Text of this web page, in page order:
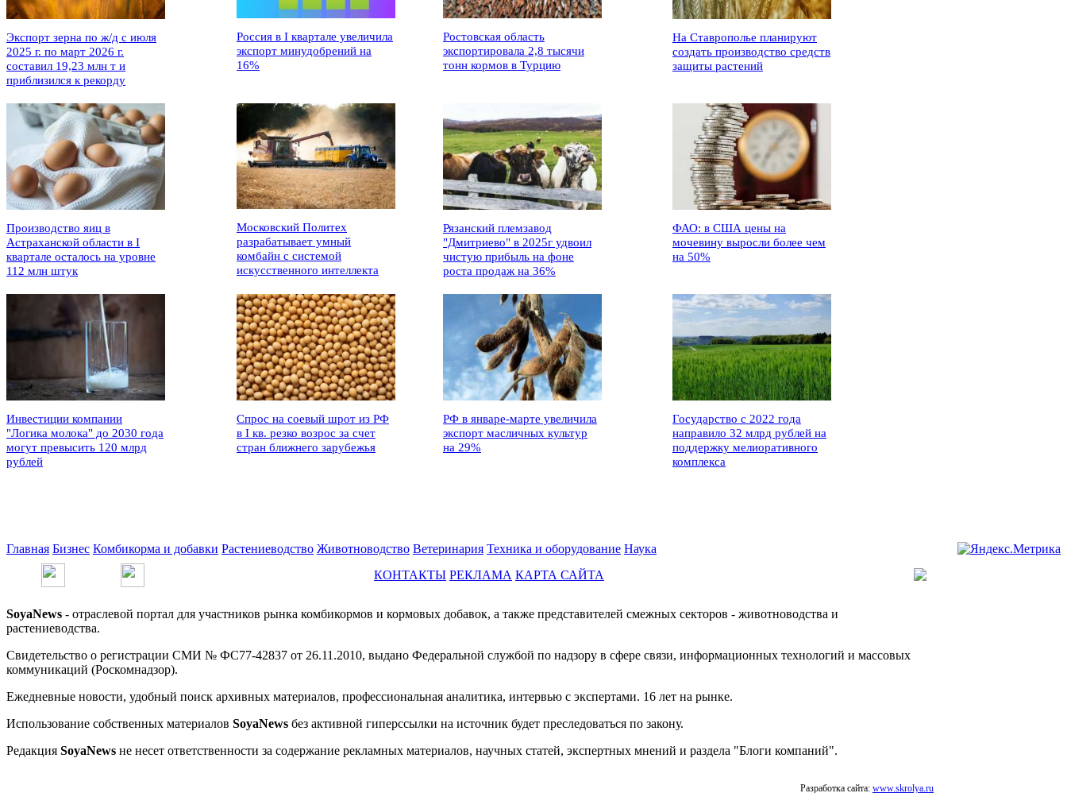
Экспорт зерна по ж/д с июля
2025 г. по март 2026 г.
составил 19,23 млн т и
приблизился к рекорду
Россия в I квартале увеличила
экспорт минудобрений на
16%
Ростовская область
экспортировала 2,8 тысячи
тонн кормов в Турцию
На Ставрополье планируют
создать производство средств
защиты растений
Производство яиц в
Астраханской области в I
квартале осталось на уровне
112 млн штук
Московский Политех
разрабатывает умный
комбайн с системой
искусственного интеллекта
Рязанский племзавод
"Дмитриево" в 2025г удвоил
чистую прибыль на фоне
роста продаж на 36%
ФАО: в США цены на
мочевину выросли более чем
на 50%
Инвестиции компании
"Логика молока" до 2030 года
могут превысить 120 млрд
рублей
Спрос на соевый шрот из РФ
в I кв. резко возрос за счет
стран ближнего зарубежья
РФ в январе-марте увеличила
экспорт масличных культур
на 29%
Государство с 2022 года
направило 32 млрд рублей на
поддержку мелиоративного
комплекса
Главная Бизнес Комбикорма и добавки Растениеводство Животноводство Ветеринария Техника и оборудование Наука
КОНТАКТЫ РЕКЛАМА КАРТА САЙТА
SoyaNews - отраслевой портал для участников рынка комбикормов и кормовых добавок, а также представителей смежных секторов - животноводства и
растениеводства.
Свидетельство о регистрации СМИ № ФС77-42837 от 26.11.2010, выдано Федеральной службой по надзору в сфере связи, информационных технологий и массовых
коммуникаций (Роскомнадзор).
Ежедневные новости, удобный поиск архивных материалов, профессиональная аналитика, интервью с экспертами. 16 лет на рынке.
Использование собственных материалов SoyaNews без активной гиперссылки на источник будет преследоваться по закону.
Редакция SoyaNews не несет ответственности за содержание рекламных материалов, научных статей, экспертных мнений и раздела "Блоги компаний".
Разработка сайта: www.skrolya.ru